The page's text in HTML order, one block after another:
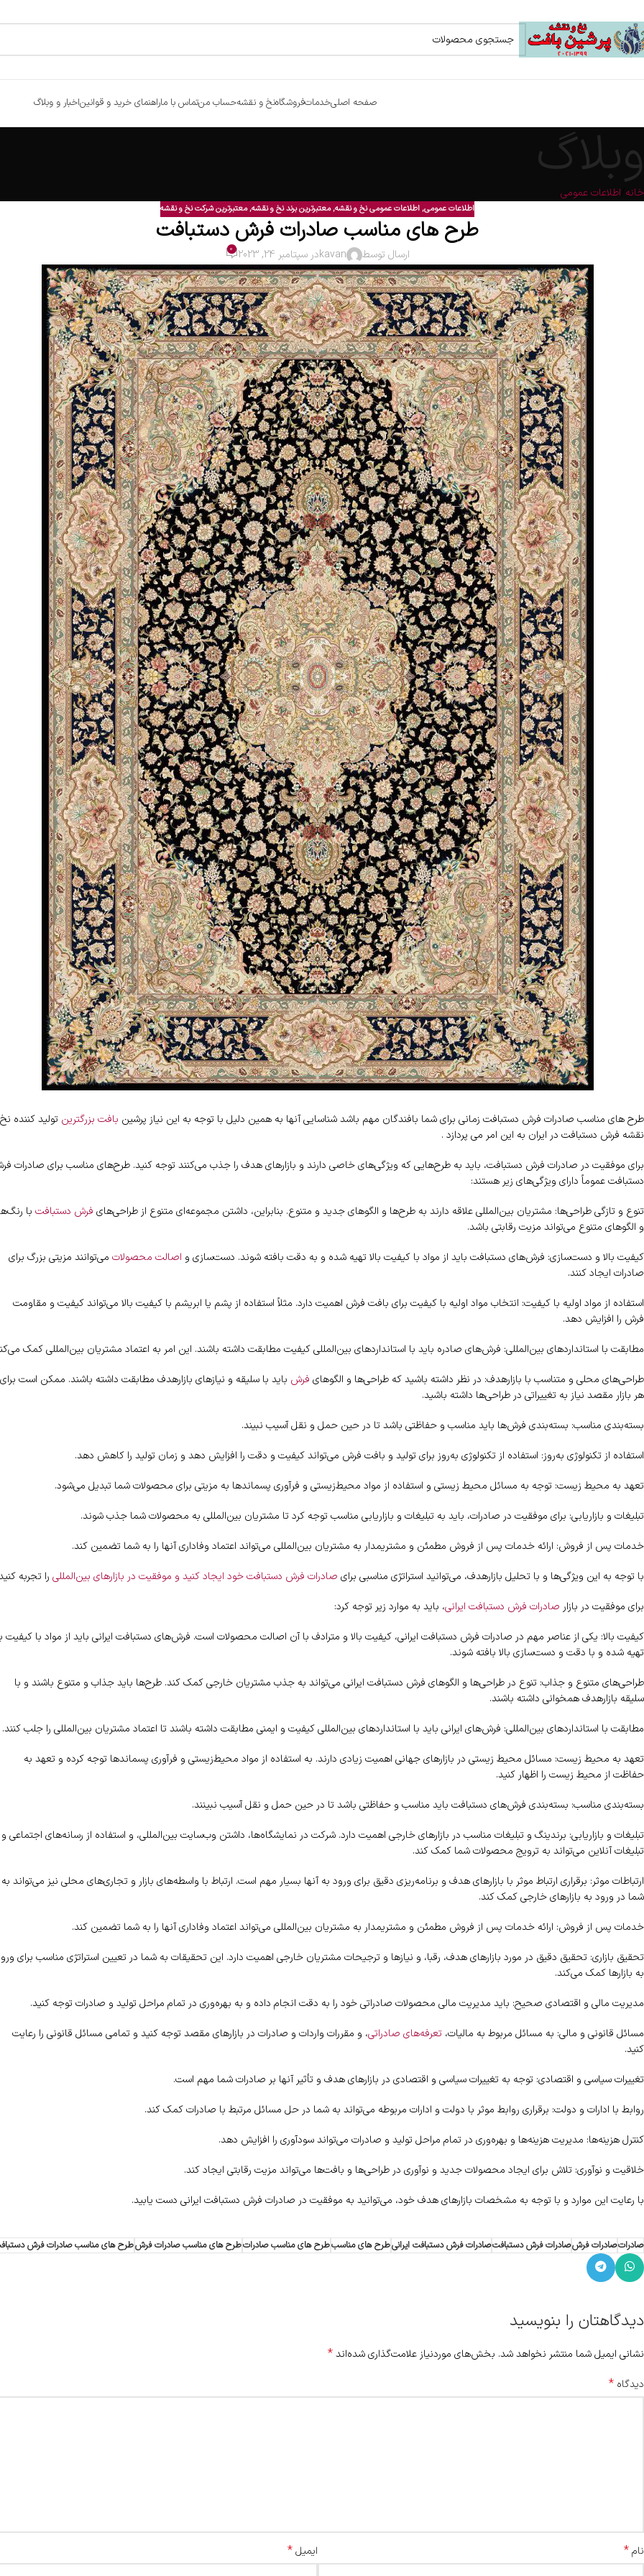
صفحه اصلیخدماتفروشگاهنخ و نقشهحساب منتماس با ماراهنمای خرید و قوانیناخبار و وبلاگ
وبلاگ
خانه اطلاعات عمومی
اطلاعات عمومی,اطلاعات عمومی نخ و نقشه,معتبرترین برند نخ و نقشه,معتبرترین شرکت نخ و نقشه
طرح های مناسب صادرات فرش دستبافت
ارسال توسط kavanدر سپتامبر 24, 2023 0
طرح های مناسب صادرات فرش دستبافت زمانی برای شما بافندگان مهم باشد شناسایی آنها به همین دلیل با توجه به این نیاز پرشین بافت بزرگترین تولید کننده
نقشه فرش دستبافت در ایران به این امر می پردازد .
برای موفقیت در صادرات فرش دستبافت، باید به طرح‌هایی که ویژگی‌های خاصی دارند و بازارهای هدف را جذب می‌کنند توجه کنید. طرح‌های مناسب برای صادرات
دستبافت عموماً دارای ویژگی‌های زیر هستند:
تنوع و تازگی طراحی‌ها: مشتریان بین‌المللی علاقه دارند به طرح‌ها و الگوهای جدید و متنوع. بنابراین، داشتن مجموعه‌ای متنوع از طراحی‌های فرش دستبافت با
و الگوهای متنوع می‌تواند مزیت رقابتی باشد.
کیفیت بالا و دست‌سازی: فرش‌های دستبافت باید از مواد با کیفیت بالا تهیه شده و به دقت بافته شوند. دست‌سازی و اصالت محصولات می‌توانند مزیتی بزرگ برای
صادرات ایجاد کنند.
استفاده از مواد اولیه با کیفیت: انتخاب مواد اولیه با کیفیت برای بافت فرش اهمیت دارد. مثلاً استفاده از پشم یا ابریشم با کیفیت بالا می‌تواند کیفیت و مقاومت
فرش را افزایش دهد.
مطابقت با استانداردهای بین‌المللی: فرش‌های صادره باید با استانداردهای بین‌المللی کیفیت مطابقت داشته باشند. این امر به اعتماد مشتریان بین‌المللی کمک
طراحی‌های محلی و متناسب با بازارهدف: در نظر داشته باشید که طراحی‌ها و الگوهای فرش باید با سلیقه و نیازهای بازارهدف مطابقت داشته باشند. ممکن است برای
هر بازار مقصد نیاز به تغییراتی در طراحی‌ها داشته باشید.
بسته‌بندی مناسب: بسته‌بندی فرش‌ها باید مناسب و حفاظتی باشد تا در حین حمل و نقل آسیب نبیند.
استفاده از تکنولوژی به‌روز: استفاده از تکنولوژی به‌روز برای تولید و بافت فرش می‌تواند کیفیت و دقت را افزایش دهد و زمان تولید را کاهش دهد.
تعهد به محیط زیست: توجه به مسائل محیط زیستی و استفاده از مواد محیط‌زیستی و فرآوری پسماندها به مزیتی برای محصولات شما تبدیل می‌شود.
تبلیغات و بازاریابی: برای موفقیت در صادرات، باید به تبلیغات و بازاریابی مناسب توجه کرد تا مشتریان بین‌المللی به محصولات شما جذب شوند.
خدمات پس از فروش: ارائه خدمات پس از فروش مطمئن و مشتریمدار به مشتریان بین‌المللی می‌تواند اعتماد وفاداری آنها را به شما تضمین کند.
با توجه به این ویژگی‌ها و با تحلیل بازارهدف، می‌توانید استراتژی مناسبی برای صادرات فرش دستبافت خود ایجاد کنید و موفقیت در بازارهای بین‌المللی را تجربه
برای موفقیت در بازار صادرات فرش دستبافت ایرانی، باید به موارد زیر توجه کرد:
کیفیت بالا: یکی از عناصر مهم در صادرات فرش دستبافت ایرانی، کیفیت بالا و مترادف با آن اصالت محصولات است. فرش‌های دستبافت ایرانی باید از مواد با کیفیت
تهیه شده و با دقت و دست‌سازی بالا بافته شوند.
طراحی‌های متنوع و جذاب: تنوع در طراحی‌ها و الگوهای فرش دستبافت ایرانی می‌تواند به جذب مشتریان خارجی کمک کند. طرح‌ها باید جذاب و متنوع باشند و با
سلیقه بازارهدف همخوانی داشته باشند.
مطابقت با استانداردهای بین‌المللی: فرش‌های ایرانی باید با استانداردهای بین‌المللی کیفیت و ایمنی مطابقت داشته باشند تا اعتماد مشتریان بین‌المللی را جلب کنند.
تعهد به محیط زیست: مسائل محیط زیستی در بازارهای جهانی اهمیت زیادی دارند. به استفاده از مواد محیط‌زیستی و فرآوری پسماندها توجه کرده و تعهد به
حفاظت از محیط زیست را اظهار کنید.
بسته‌بندی مناسب: بسته‌بندی فرش‌های دستبافت باید مناسب و حفاظتی باشد تا در حین حمل و نقل آسیب نبینند.
تبلیغات و بازاریابی: برندینگ و تبلیغات مناسب در بازارهای خارجی اهمیت دارد. شرکت در نمایشگاه‌ها، داشتن وب‌سایت بین‌المللی، و استفاده از رسانه‌های اجتماعی و
تبلیغات آنلاین می‌تواند به ترویج محصولات شما کمک کند.
ارتباطات موثر: برقراری ارتباط موثر با بازارهای هدف و برنامه‌ریزی دقیق برای ورود به آنها بسیار مهم است. ارتباط با واسطه‌های بازار و تجاری‌های محلی نیز می‌تواند به
شما در ورود به بازارهای خارجی کمک کند.
خدمات پس از فروش: ارائه خدمات پس از فروش مطمئن و مشتریمدار به مشتریان بین‌المللی می‌تواند اعتماد وفاداری آنها را به شما تضمین کند.
تحقیق بازاری: تحقیق دقیق در مورد بازارهای هدف، رقبا، و نیازها و ترجیحات مشتریان خارجی اهمیت دارد. این تحقیقات به شما در تعیین استراتژی مناسب برای
به بازارها کمک می‌کند.
مدیریت مالی و اقتصادی صحیح: باید مدیریت مالی محصولات صادراتی خود را به دقت انجام داده و به بهره‌وری در تمام مراحل تولید و صادرات توجه کنید.
مسائل قانونی و مالی: به مسائل مربوط به مالیات، تعرفه‌های صادراتی، و مقررات واردات و صادرات در بازارهای مقصد توجه کنید و تمامی مسائل قانونی را رعایت
کنید.
تغییرات سیاسی و اقتصادی: توجه به تغییرات سیاسی و اقتصادی در بازارهای هدف و تأثیر آنها بر صادرات شما مهم است.
روابط با ادارات و دولت: برقراری روابط موثر با دولت و ادارات مربوطه می‌تواند به شما در حل مسائل مرتبط با صادرات کمک کند.
کنترل هزینه‌ها: مدیریت هزینه‌ها و بهره‌وری در تمام مراحل تولید و صادرات می‌تواند سودآوری را افزایش دهد.
خلاقیت و نوآوری: تلاش برای ایجاد محصولات جدید و نوآوری در طراحی‌ها و بافت‌ها می‌تواند مزیت رقابتی ایجاد کند.
با رعایت این موارد و با توجه به مشخصات بازارهای هدف خود، می‌توانید به موفقیت در صادرات فرش دستبافت ایرانی دست یابید.
صادراتصادرات فرشصادرات فرش دستبافتصادرات فرش دستبافت ایرانیطرح های مناسبطرح های مناسب صادراتطرح های مناسب صادرات فرشطرح های مناسب صادرات فرش
دیدگاهتان را بنویسید
نشانی ایمیل شما منتشر نخواهد شد. بخش‌های موردنیاز علامت‌گذاری شده‌اند*
دیدگاه *
نام* ایمیل*